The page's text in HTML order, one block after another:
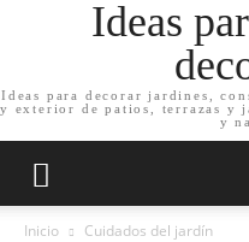
Ideas
Ideas para decorar jardines,
y exterior de patios, terrazas y
y
Inicio Cuidados del jardín